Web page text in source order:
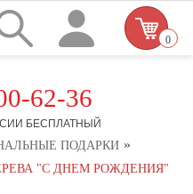
62-36
БЕСПЛАТНЫЙ
0
ПОДАРКИ »
"С ДНЕМ РОЖДЕНИЯ"